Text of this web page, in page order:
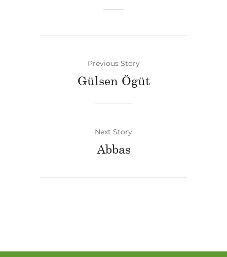
Previous Story
Gülsen Ögüt
Next Story
Abbas